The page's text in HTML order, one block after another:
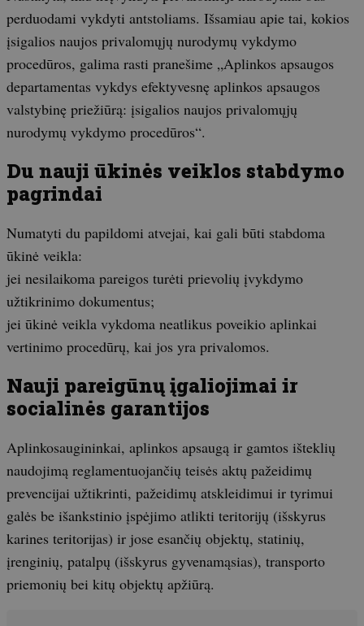
perduodami vykdyti antstoliams. Išsamiau apie tai, kokios
įsigalios naujos privalomųjų nurodymų vykdymo
procedūros, galima rasti pranešime „Aplinkos apsaugos
departamentas vykdys efektyvesnę aplinkos apsaugos
valstybinę priežiūrą: įsigalios naujos privalomųjų
nurodymų vykdymo procedūros“.
Du nauji ūkinės veiklos stabdymo
pagrindai
Numatyti du papildomi atvejai, kai gali būti stabdoma
ūkinė veikla:
jei nesilaikoma pareigos turėti prievolių įvykdymo
užtikrinimo dokumentus;
jei ūkinė veikla vykdoma neatlikus poveikio aplinkai
vertinimo procedūrų, kai jos yra privalomos.
Nauji pareigūnų įgaliojimai ir
socialinės garantijos
Aplinkosaugininkai, aplinkos apsaugą ir gamtos išteklių
naudojimą reglamentuojančių teisės aktų pažeidimų
prevencijai užtikrinti, pažeidimų atskleidimui ir tyrimui
galės be išankstinio įspėjimo atlikti teritorijų (išskyrus
karines teritorijas) ir jose esančių objektų, statinių,
įrenginių, patalpų (išskyrus gyvenamąsias), transporto
priemonių bei kitų objektų apžiūrą.